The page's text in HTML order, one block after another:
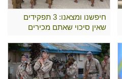
חיפשנו ומצאנו: 3 תפקידים
שאין סיכוי שאתם מכירים